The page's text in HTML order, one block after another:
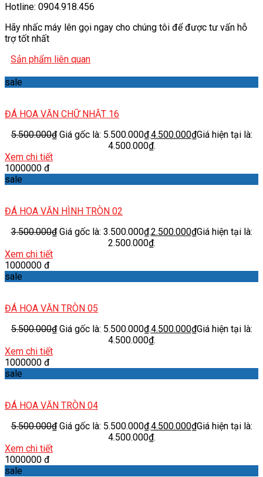
Hotline: 0904.918.456
Hãy nhấc máy lên gọi ngay cho chúng tôi để được tư vấn hỗ
trợ tốt nhất
Sản phẩm liên quan
sale
ĐÁ HOA VĂN CHỮ NHẬT 16
5.500.000₫ Giá gốc là: 5.500.000₫.4.500.000₫Giá hiện tại là:
4.500.000₫.
Xem chi tiết
1000000 đ
sale
ĐÁ HOA VĂN HÌNH TRÒN 02
3.500.000₫ Giá gốc là: 3.500.000₫.2.500.000₫Giá hiện tại là:
2.500.000₫.
Xem chi tiết
1000000 đ
sale
ĐÁ HOA VĂN TRÒN 05
5.500.000₫ Giá gốc là: 5.500.000₫.4.500.000₫Giá hiện tại là:
4.500.000₫.
Xem chi tiết
1000000 đ
sale
ĐÁ HOA VĂN TRÒN 04
5.500.000₫ Giá gốc là: 5.500.000₫.4.500.000₫Giá hiện tại là:
4.500.000₫.
Xem chi tiết
1000000 đ
sale